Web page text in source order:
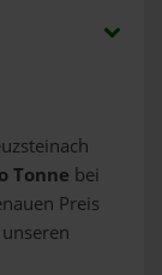
Tonne bei
Preis